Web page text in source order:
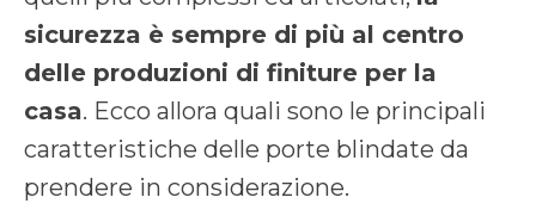
sicurezza è sempre di più al centro
delle produzioni di finiture per la
casa. Ecco allora quali sono le principali
caratteristiche delle porte blindate da
prendere in considerazione.